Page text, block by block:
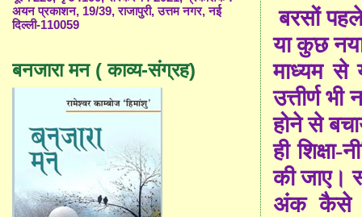
बरसों
या कुछ
माध्यम से
उत्तीर्ण
होने से
ही शिक्षा-
की जाए।
अंक कैसे
अयन प्रकाशन, 19/39, राजापुरी, उत्तम नगर, नई
दिल्ली-110059
बनजारा मन ( काव्य-संग्रह)